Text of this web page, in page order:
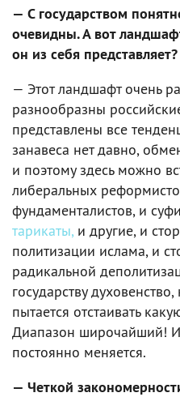
— С государством
очевидны. А вот
он из себя представляет?
— Этот ландшафт очень
разнообразны
представлены все
занавеса нет давно,
и поэтому здесь можно
либеральных
фундаменталистов, и
тарикаты, и другие, и
политизации ислама, и
радикальной
государству
пытается отстаивать
Диапазон широчайший!
постоянно меняется.
— Четкой